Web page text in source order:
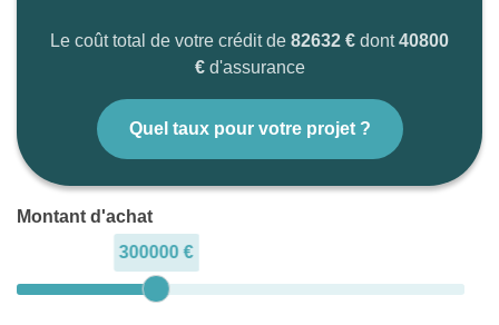
Le coût total de votre crédit de 82632 € dont40800
€d'assurance
Quel taux pour votre projet ?
Montant d'achat
300000 €